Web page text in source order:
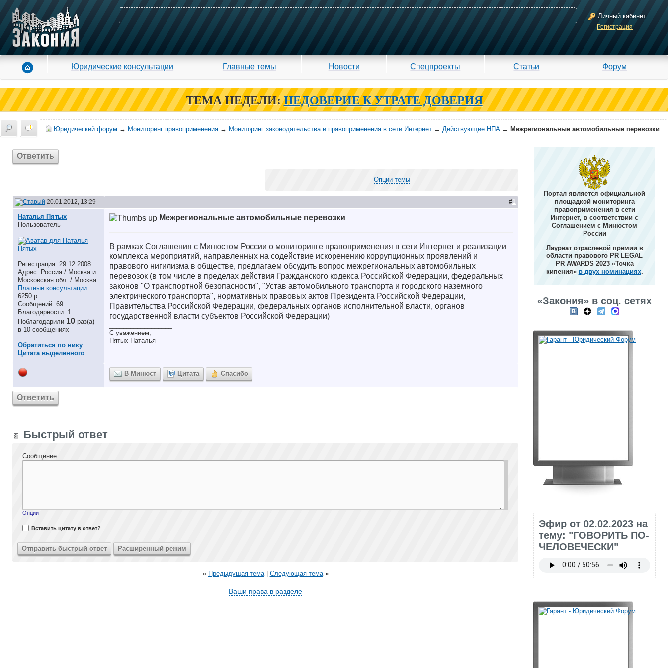
Личный кабинет
Регистрация
Юридические консультации Главные темы Новости Спецпроекты Статьи Форум
ТЕМА НЕДЕЛИ: НЕДОВЕРИЕ К УТРАТЕ ДОВЕРИЯ
Юридический форум → Мониторинг правоприменения → Мониторинг законодательства и правоприменения в сети Интернет → Действующие НПА → Межрегиональные автомобильные перевозки
Ответить
Опции темы
20.01.2012, 13:29 #1
Наталья Пятых
Пользователь
Регистрация: 29.12.2008
Адрес: Россия / Москва и
Московская обл. / Москва
Платные консультации:
6250 р.
Сообщений: 69
Благодарности: 1
Поблагодарили 10 раз(а)
в 10 сообщениях
Обратиться по нику
Цитата выделенного
Межрегиональные автомобильные перевозки
В рамках Соглашения с Минюстом России о мониторинге правоприменения в сети Интернет и реализации
комплекса мероприятий, направленных на содействие искоренению коррупционных проявлений и
правового нигилизма в обществе, предлагаем обсудить вопрос межрегиональных автомобильных
перевозок (в том числе в пределах действия Гражданского кодекса Российской Федерации, федеральных
законов "О транспортной безопасности", "Устав автомобильного транспорта и городского наземного
электрического транспорта", нормативных правовых актов Президента Российской Федерации,
Правительства Российской Федерации, федеральных органов исполнительной власти, органов
государственной власти субъектов Российской Федерации)
С уважением,
Пятых Наталья
В Минюст Цитата Спасибо
Ответить
Быстрый ответ
Сообщение:
Опции
Вставить цитату в ответ?
« Предыдущая тема| Следующая тема »
Ваши права в разделе
Портал является официальной
площадкой мониторинга
правоприменения в сети
Интернет, в соответствии с
Соглашением с Минюстом
России
Лауреат отраслевой премии в
области правового PR LEGAL
PR AWARDS 2023 «Точка
кипения» в двух номинациях.
«Закония» в соц. сетях
Эфир от 02.02.2023 на
тему: "ГОВОРИТЬ ПО-
ЧЕЛОВЕЧЕСКИ"